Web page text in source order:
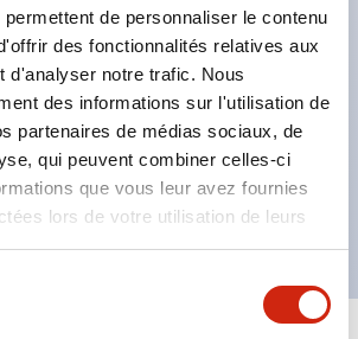
de personnaliser le contenu
des fonctionnalités relatives aux
d'analyser notre trafic. Nous
des informations sur l'utilisation de
partenaires de médias sociaux, de
qui peuvent combiner celles-ci
que vous leur avez fournies
lors de votre utilisation de leurs
59,9 mm (*bloc de contact à
peu encombrante
de 3e génération :
à 2 actions, garde intégrée,
des doigts IP20.